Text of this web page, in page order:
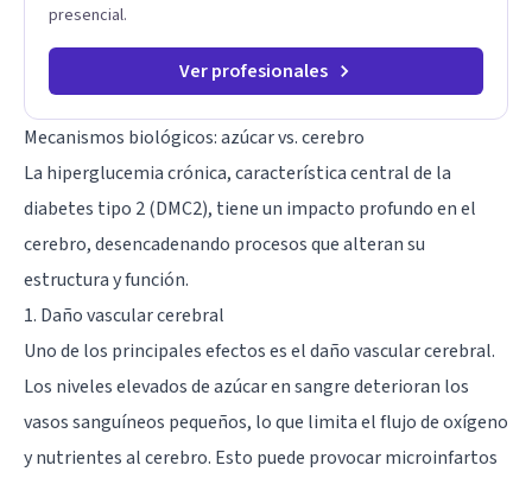
presencial.
Ver profesionales
Mecanismos biológicos: azúcar vs. cerebro
La hiperglucemia crónica, característica central de la
diabetes tipo 2 (DMC2), tiene un impacto profundo en el
cerebro, desencadenando procesos que alteran su
estructura y función.
1. Daño vascular cerebral
Uno de los principales efectos es el daño vascular cerebral.
Los niveles elevados de azúcar en sangre deterioran los
vasos sanguíneos pequeños, lo que limita el flujo de oxígeno
y nutrientes al cerebro. Esto puede provocar microinfartos